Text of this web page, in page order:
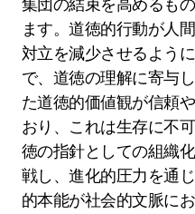
ます。道徳的行動が人
対立を減少させるよう
で、道徳の理解に寄与
た道徳的価値観が信頼
おり、これは生存に不
徳の指針としての組織
戦し、進化的圧力を通
的本能が社会的文脈に